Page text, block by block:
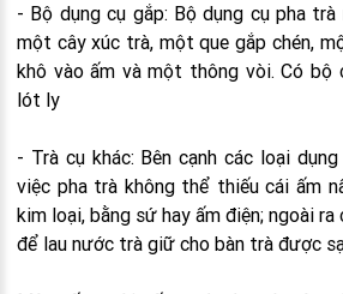
- Bộ dụng cụ gắp: Bộ dụng cụ pha
một cây xúc trà, một que gắp chén,
khô vào ấm và một thông vòi. Có bộ
lót ly
- Trà cụ khác: Bên cạnh các loại
việc pha trà không thể thiếu cái ấm
kim loại, bằng sứ hay ấm điện; ngoài
để lau nước trà giữ cho bàn trà được